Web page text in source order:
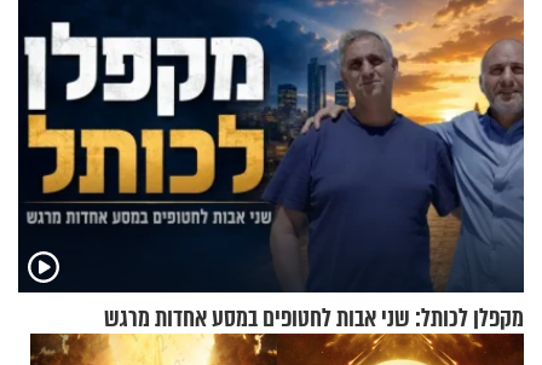
מקפלן לכותל: שני אבות לחטופים במסע אחדות מרגש